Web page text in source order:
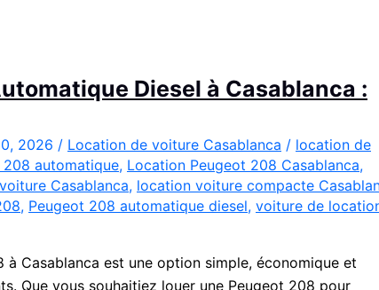
Diesel à Casablanca :
2026 / Location de voiture Casablanca / location de
automatique, Location Peugeot 208 Casablanca,
Casablanca, location voiture compacte
, Peugeot 208 automatique diesel, voiture de
Casablanca est une option simple, économique et
Que vous souhaitiez louer une Peugeot 208 pour